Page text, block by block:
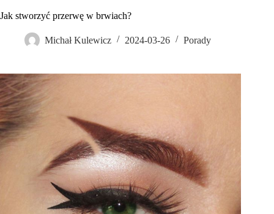
Jak stworzyć przerwę w brwiach?
Michał Kulewicz 2024-03-26 Porady